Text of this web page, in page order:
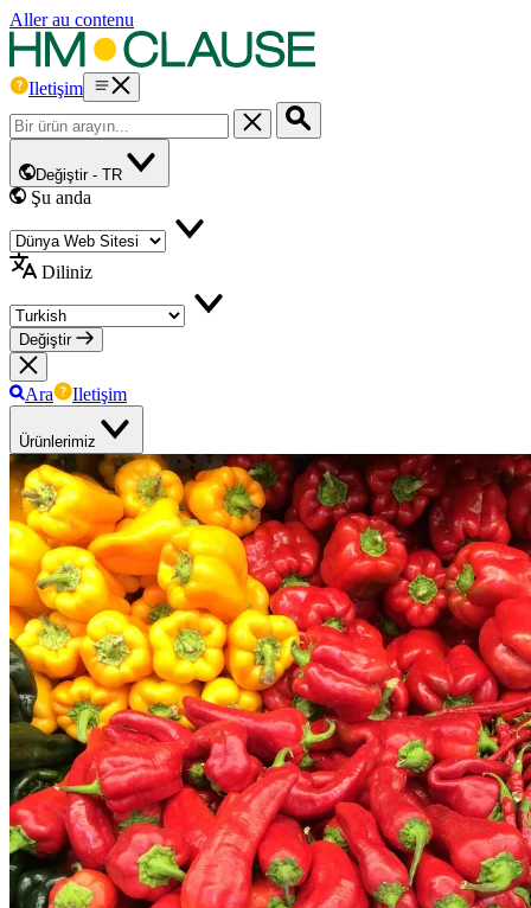
Aller au contenu
Iletişim
Değiştir - TR
Şu anda
Diliniz
Değiştir
Ara Iletişim
Ürünlerimiz